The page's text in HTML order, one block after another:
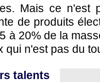
Mais ce n'est
de produits
à 20% de la
qui n'est pas du
talents